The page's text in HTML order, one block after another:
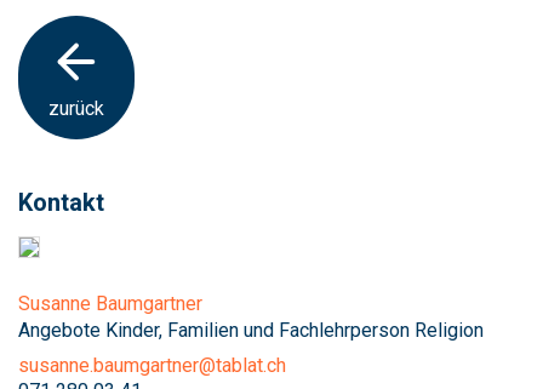
zurück
Kontakt
Susanne Baumgartner
Angebote Kinder, Familien und Fachlehrperson Religion
susanne.baumgartner@tablat.ch